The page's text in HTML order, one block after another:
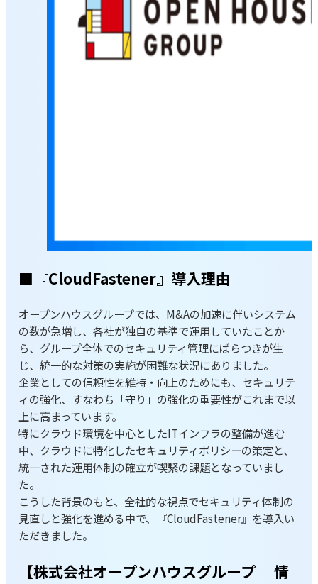
■『CloudFastener』導入理由
オープンハウスグループでは、M&Aの加速に伴いシステム
の数が急増し、各社が独自の基準で運用していたことか
ら、グループ全体でのセキュリティ管理にばらつきが生
じ、統一的な対策の実施が困難な状況にありました。
企業としての信頼性を維持・向上のためにも、セキュリテ
ィの強化、すなわち「守り」の強化の重要性がこれまで以
上に高まっています。
特にクラウド環境を中心としたITインフラの整備が進む
中、クラウドに特化したセキュリティポリシーの策定と、
統一された運用体制の確立が喫緊の課題となっていまし
た。
こうした背景のもと、全社的な視点でセキュリティ体制の
見直しと強化を進める中で、『CloudFastener』を導入い
ただきました。
【株式会社オープンハウスグループ 情